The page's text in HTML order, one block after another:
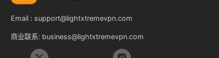
Email : support@lightxtremevpn.com
商业联系: business@lightxtremevpn.com